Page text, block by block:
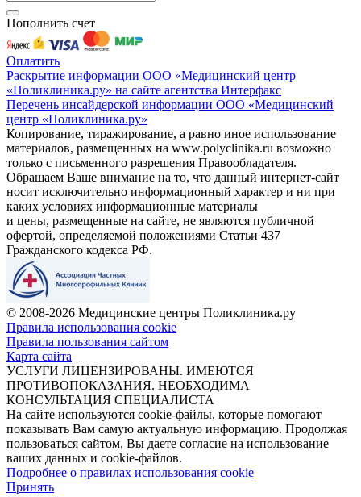
Пополнить счет
Оплатить
Раскрытие информации ООО «Медицинский центр
«Поликлиника.ру» на сайте агентства Интерфакс
Перечень инсайдерской информации ООО «Медицинский
центр «Поликлиника.ру»
Копирование, тиражирование, а равно иное использование
материалов, размещенных на www.polyclinika.ru возможно
только с письменного разрешения Правообладателя.
Обращаем Ваше внимание на то, что данный интернет-сайт
носит исключительно информационный характер и ни при
каких условиях информационные материалы
и цены, размещенные на сайте, не являются публичной
офертой, определяемой положениями Статьи 437
Гражданского кодекса РФ.
© 2008-2026 Медицинские центры Поликлиника.ру
Правила использования cookie
Правила пользования сайтом
Карта сайта
УСЛУГИ ЛИЦЕНЗИРОВАНЫ. ИМЕЮТСЯ
ПРОТИВОПОКАЗАНИЯ. НЕОБХОДИМА
КОНСУЛЬТАЦИЯ СПЕЦИАЛИСТА
На сайте используются cookie-файлы, которые помогают
показывать Вам самую актуальную информацию. Продолжая
пользоваться сайтом, Вы даете согласие на использование
ваших данных и cookie-файлов.
Подробнее о правилах использования cookie
Принять